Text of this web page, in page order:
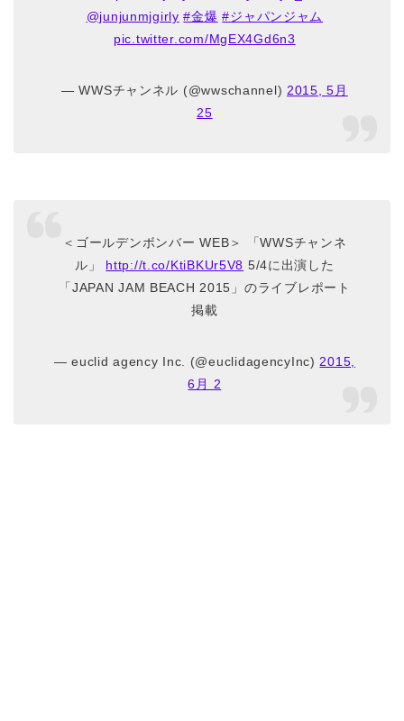
@junjunmjgirly #金爆 #ジャパンジャム
pic.twitter.com/MgEX4Gd6n3
— WWSチャンネル (@wwschannel) 2015, 5月
25
＜ゴールデンボンバー WEB＞ 「WWSチャンネ
ル」 http://t.co/KtiBKUr5V8 5/4に出演した
「JAPAN JAM BEACH 2015」のライブレポート
掲載
— euclid agency Inc. (@euclidagencyInc) 2015,
6月 2